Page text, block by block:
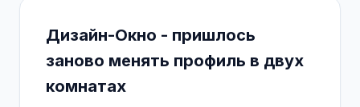
Дизайн-Окно - пришлось
заново менять профиль в двух
комнатах